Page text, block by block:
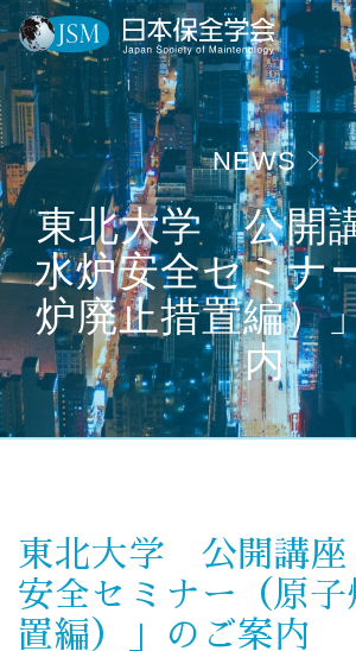
NEWS
東北大学 公開
水炉安全セミナ
炉廃止措置編）
内
東北大学 公開講座
安全セミナー（原
置編）」のご案内